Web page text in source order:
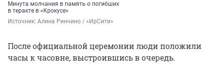
Минута молчания в память о погибших
в теракте в «Крокусе»
Источник: Алина Ринчино / «ИрСити»
После официальной церемонии люди положили
часы к часовне, выстроившись в очередь.